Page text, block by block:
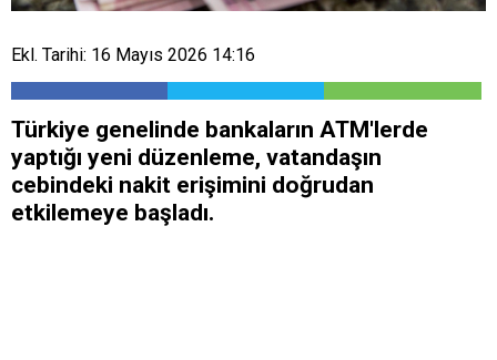
Ekl. Tarihi: 16 Mayıs 2026 14:16
Türkiye genelinde bankaların ATM'lerde
yaptığı yeni düzenleme, vatandaşın
cebindeki nakit erişimini doğrudan
etkilemeye başladı.